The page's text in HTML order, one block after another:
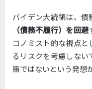
バイデン大統領は、債
（債務不履行）を回避
コノミスト的な視点
るリスクを考慮しな
策ではないという発想